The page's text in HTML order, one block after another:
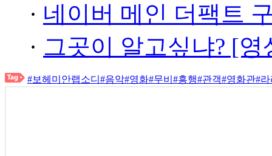
· 네이버 메인 더팩트
· 그곳이 알고싶냐? [
#보헤미안랩소디 #음악#영화#무비 #흥행#관객#영화관#